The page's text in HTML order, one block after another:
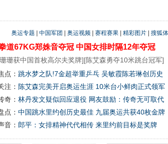
奥运专题 中国军团 奥运视频 赛程赛果 精彩图片 搜狐
道67KG郑姝音夺冠 中国女排时隔12年夺冠
珊获中国首枚高尔夫奖牌][陈艾森勇夺10米跳台冠军]
点： 跳水梦之队!7金超举重乒乓 吴敏霞陈若琳创历史
注： 陈艾森完美开启奥运生涯 10米台小鲜肉正式领军
奇： 林丹发文疑似回应退役 网友鼓励：传奇无可取代
点： 中国跳水里约创历史最佳 九届奥运共获40枚金牌
音： 郎平：女排精神代代相传 来里约前目标是奖牌